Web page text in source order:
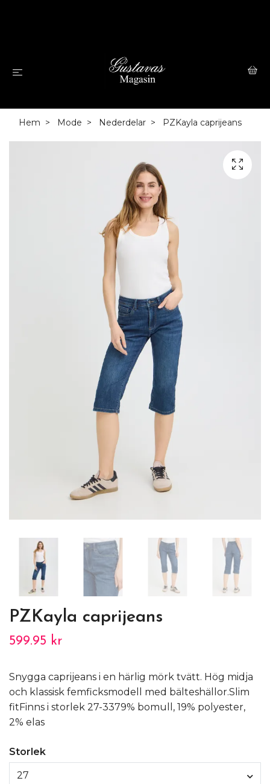
Hem Mode Nederdelar PZKayla caprijeans
PZKayla caprijeans
599.95 kr
Snygga caprijeans i en härlig mörk tvätt. Hög midja
och klassisk femficksmodell med bälteshällor.Slim
fitFinns i storlek 27-3379% bomull, 19% polyester,
2% elas
Storlek
27